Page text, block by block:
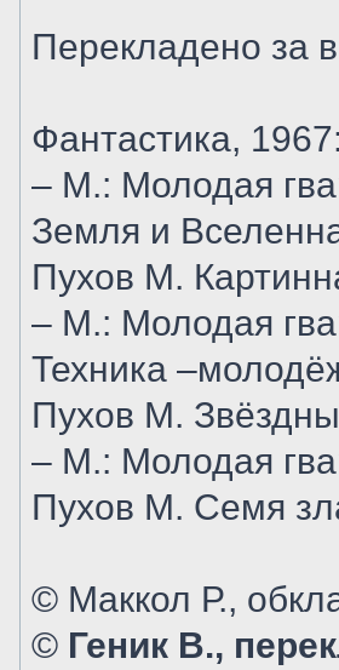
Перекладено за
Фантастика,
– М.: Молодая
Земля и
Пухов М.
– М.: Молодая
Техника
Пухов М.
– М.: Молодая
Пухов М. Семя
© Маккол Р.,
© Геник В.,